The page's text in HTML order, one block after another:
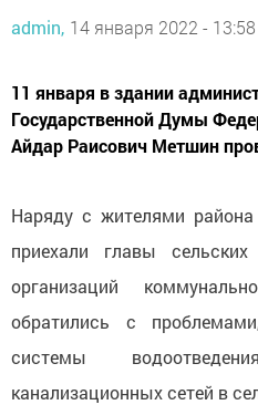
admin, 14 января 2022 - 13:58
11 января в здании
Государственной Думы
Айдар Раисович Метшин
Наряду с жителями
приехали главы сельских
организаций
обратились с
системы
канализационных сетей в